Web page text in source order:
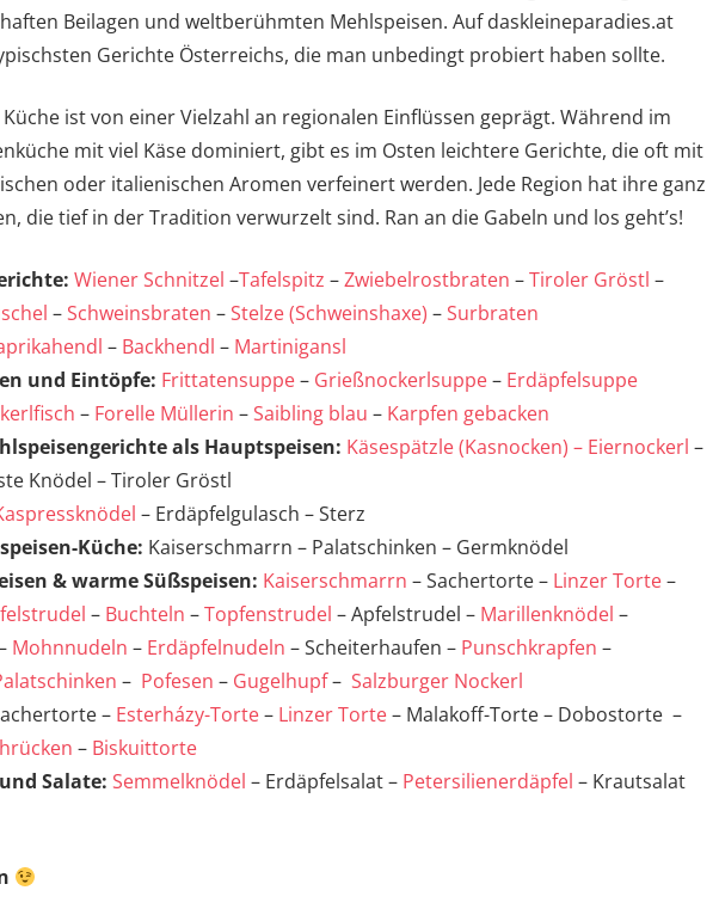
Beilagen und weltberühmten Mehlspeisen. Auf daskleineparadies.at
Gerichte Österreichs, die man unbedingt probiert haben sollte.
ist von einer Vielzahl an regionalen Einflüssen geprägt. Während im
mit viel Käse dominiert, gibt es im Osten leichtere Gerichte, die oft mit
oder italienischen Aromen verfeinert werden. Jede Region hat ihre ganz
die tief in der Tradition verwurzelt sind. Ran an die Gabeln und los geht’s!
Wiener Schnitzel –Tafelspitz –Zwiebelrostbraten –Tiroler Gröstl –
–Schweinsbraten –Stelze (Schweinshaxe) –Surbraten
– Backhendl – Martinigansl
und Eintöpfe: Frittatensuppe– Grießnockerlsuppe– Erdäpfelsuppe
– Forelle Müllerin –Saibling blau – Karpfen gebacken
als Hauptspeisen: Käsespätzle (Kasnocken) – Eiernockerl –
Knödel – Tiroler Gröstl
– Erdäpfelgulasch – Sterz
Küche: Kaiserschmarrn – Palatschinken – Germknödel
& warme Süßspeisen: Kaiserschmarrn – Sachertorte – Linzer Torte–
– Buchteln –Topfenstrudel – Apfelstrudel – Marillenknödel –
Mohnnudeln – Erdäpfelnudeln – Scheiterhaufen – Punschkrapfen –
– Pofesen – Gugelhupf– Salzburger Nockerl
– Esterházy-Torte– Linzer Torte– Malakoff-Torte – Dobostorte –
– Biskuittorte
Salate: Semmelknödel – Erdäpfelsalat – Petersilienerdäpfel – Krautsalat